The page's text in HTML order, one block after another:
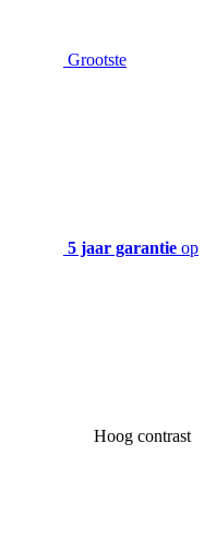
Grootste
5 jaar garantie op
Hoog contrast